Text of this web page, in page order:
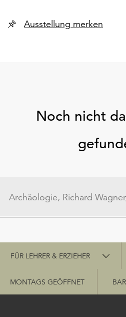
Ausstellung merken
Noch nicht
Schnellzugriff
FÜR LEHRER & ERZIEHER
MONTAGS GEÖFFNET